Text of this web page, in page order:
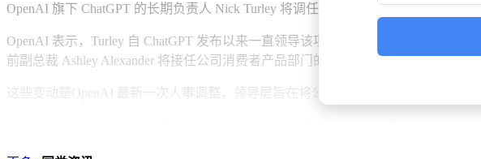
OpenAI 旗下 ChatGPT 的长期负责人 Nick Turley 将调任新职，领导公司企业级产品
OpenAI 表示，Turley 自 ChatGPT 发布以来一直领导该项目，并帮助其发展到每
前副总裁 Ashley Alexander 将接任公司消费者产品部门的负责人。
这些变动是OpenAI 最新一次人事调整，领导层旨在将公司重心重新聚焦于几个关键